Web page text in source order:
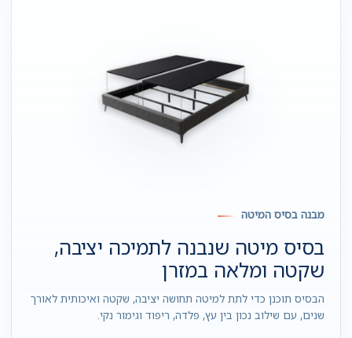
מבנה בסיס המיטה
בסיס מיטה שנבנה לתמיכה יציבה,
שקטה ומלאה במזרן
הבסיס תוכנן כדי לתת למיטה תחושה יציבה, שקטה ואיכותית לאורך
שנים, עם שילוב נכון בין עץ, פלדה, ריפוד וגימור נקי.